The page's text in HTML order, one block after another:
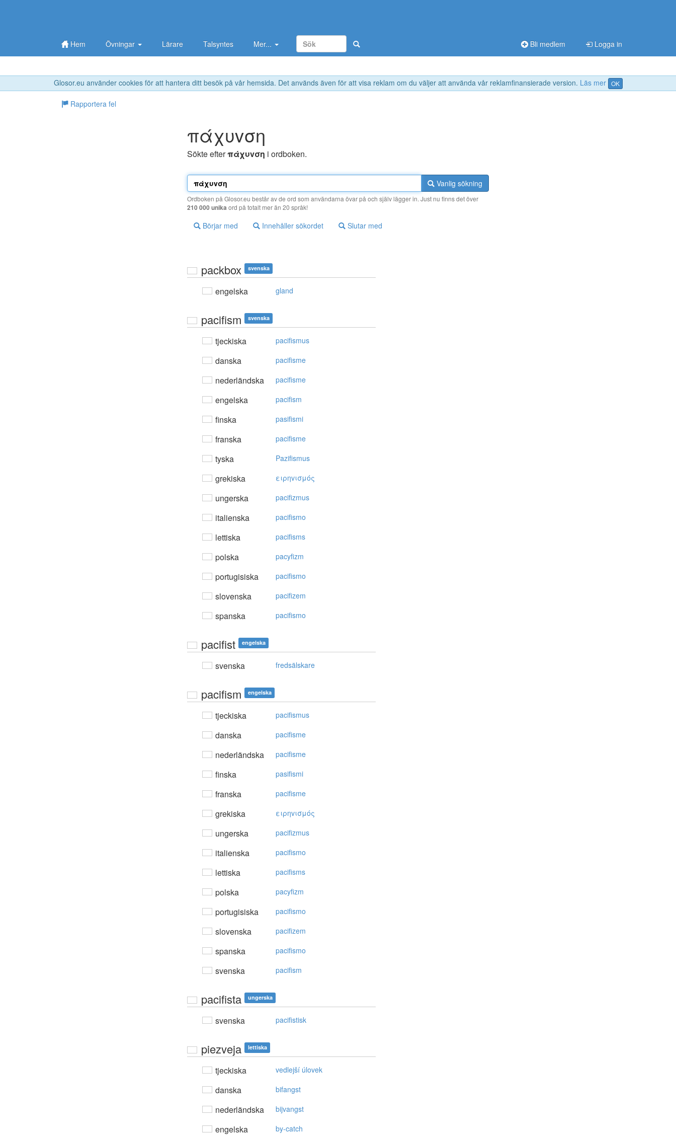
Glosor.eu använder cookies för att hantera ditt besök på vår hemsida. Det används även för att visa reklam om du väljer att använda vår reklamfinansierade version. Läs mer OK
Hem Övningar Lärare Talsyntes Mer... Bli medlem Logga in
Rapportera fel
πάχυvση
Sökte efterπάχυvση i ordboken.
Vanlig sökning
Ordboken på Glosor.eu består av de ord som användarna övar på och själv lägger in. Just nu finns det över
210 000 unika ord på totalt mer än 20 språk!
Börjar med Innehåller sökordet Slutar med
packbox svenska
engelska gland
pacifism svenska
tjeckiska pacifismus
danska pacifisme
nederländska pacifisme
engelska pacifism
finska pasifismi
franska pacifisme
tyska Pazifismus
grekiska ειρηvισμός
ungerska pacifizmus
italienska pacifismo
lettiska pacifisms
polska pacyfizm
portugisiska pacifismo
slovenska pacifizem
spanska pacifismo
pacifist engelska
svenska fredsälskare
pacifism engelska
tjeckiska pacifismus
danska pacifisme
nederländska pacifisme
finska pasifismi
franska pacifisme
grekiska ειρηvισμός
ungerska pacifizmus
italienska pacifismo
lettiska pacifisms
polska pacyfizm
portugisiska pacifismo
slovenska pacifizem
spanska pacifismo
svenska pacifism
pacifista ungerska
svenska pacifistisk
piezveja lettiska
tjeckiska vedlejší úlovek
danska bifangst
nederländska bijvangst
engelska by-catch